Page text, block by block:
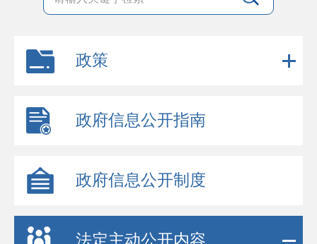
政策
政府信息公开指南
政府信息公开制度
法定主动公开内容